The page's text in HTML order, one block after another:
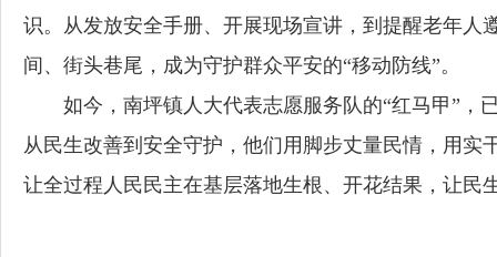
识。从发放安全手册、开展现场宣讲，到提醒老年
间、街头巷尾，成为守护群众平安的“移动防线”。
如今，南坪镇人大代表志愿服务队的“红马甲”，
从民生改善到安全守护，他们用脚步丈量民情，用实
让全过程人民民主在基层落地生根、开花结果，让民